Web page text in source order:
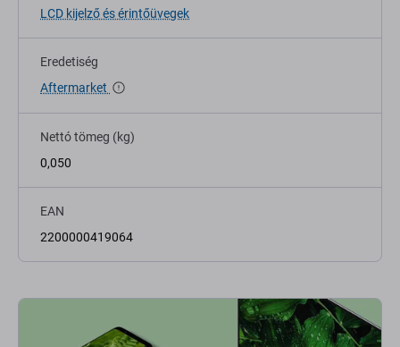
LCD kijelző és érintőüvegek
Eredetiség
Aftermarket
Nettó tömeg (kg)
0,050
EAN
2200000419064